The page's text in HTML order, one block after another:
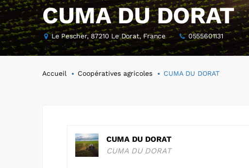
CUMA DU DORAT
Le Pescher, 87210 Le Dorat, France 0555601131
Accueil Coopératives agricoles CUMA DU DORAT
CUMA DU DORAT
CUMA DU DORAT